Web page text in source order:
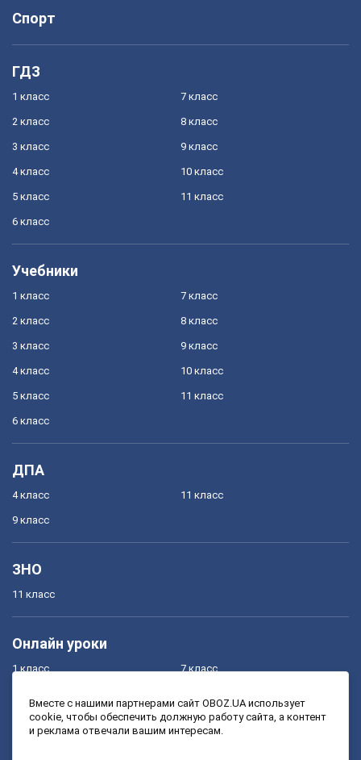
Спорт
ГДЗ
1 класс
2 класс
3 класс
4 класс
5 класс
6 класс
7 класс
8 класс
9 класс
10 класс
11 класс
Учебники
1 класс
2 класс
3 класс
4 класс
5 класс
6 класс
7 класс
8 класс
9 класс
10 класс
11 класс
ДПА
4 класс
9 класс
11 класс
ЗНО
11 класс
Онлайн уроки
1 класс
3 класс
7 класс
9 класс
Вместе с нашими партнерами сайт OBOZ.UA использует
cookie, чтобы обеспечить должную работу сайта, а контент
и реклама отвечали вашим интересам.